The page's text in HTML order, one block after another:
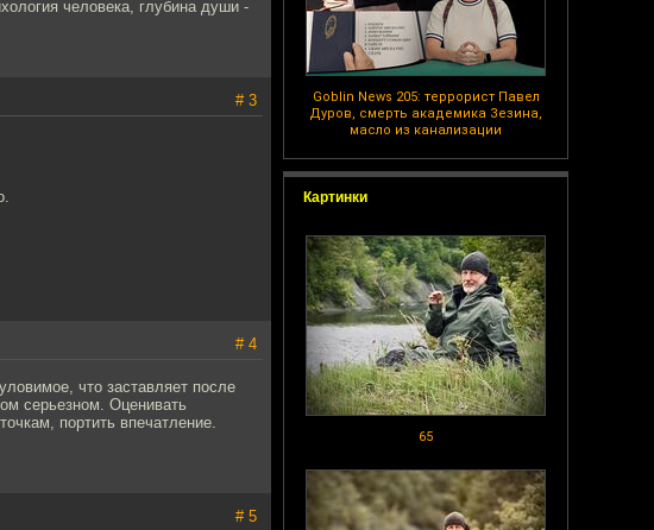
Goblin News 205: террорист Павел
Дуров, смерть академика Зезина,
масло из канализации
Картинки
65
человека, глубина души -
# 3
# 4
что заставляет после
серьезном. Оценивать
портить впечатление.
# 5